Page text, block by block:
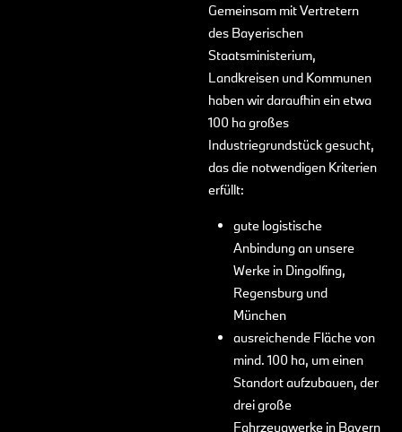
Gemeinsam mit Vertretern
des Bayerischen
Staatsministerium,
Landkreisen und Kommunen
haben wir daraufhin ein etwa
100 ha großes
Industriegrundstück gesucht,
das die notwendigen Kriterien
erfüllt:
gute logistische
Anbindung an unsere
Werke in Dingolfing,
Regensburg und
München
ausreichende Fläche von
mind. 100 ha, um einen
Standort aufzubauen, der
drei große
Fahrzeugwerke in Bayern